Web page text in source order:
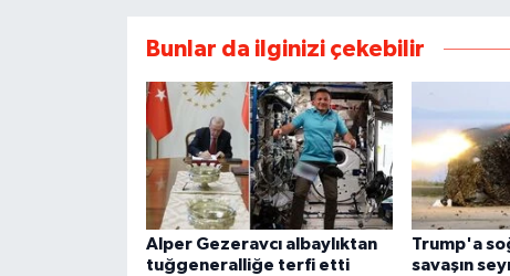
Bunlar da ilginizi çekebilir
Alper Gezeravcı albaylıktan
tuğgeneralliğe terfi etti
Trump'a
savaşın